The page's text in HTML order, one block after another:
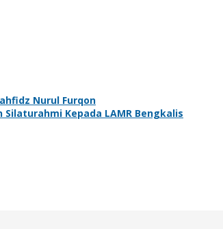
Nurul Furqon
Kepada LAMR Bengkalis